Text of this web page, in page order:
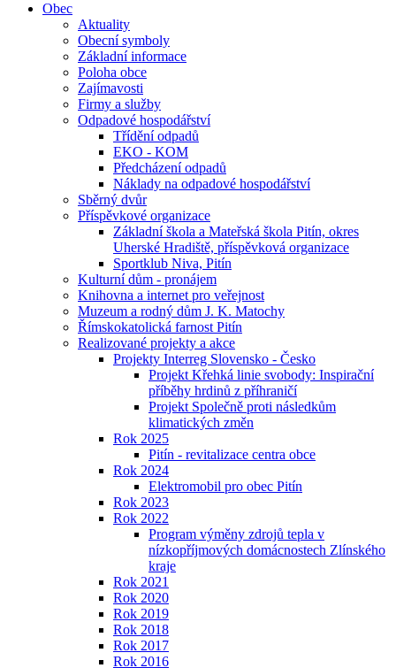
Obec
Aktuality
Obecní symboly
Základní informace
Poloha obce
Zajímavosti
Firmy a služby
Odpadové hospodářství
Třídění odpadů
EKO - KOM
Předcházení odpadů
Náklady na odpadové hospodářství
Sběrný dvůr
Příspěvkové organizace
Základní škola a Mateřská škola Pitín, okres
Uherské Hradiště, příspěvková organizace
Sportklub Niva, Pitín
Kulturní dům - pronájem
Knihovna a internet pro veřejnost
Muzeum a rodný dům J. K. Matochy
Římskokatolická farnost Pitín
Realizované projekty a akce
Projekty Interreg Slovensko - Česko
Projekt Křehká linie svobody: Inspirační
příběhy hrdinů z příhraničí
Projekt Společně proti následkům
klimatických změn
Rok 2025
Pitín - revitalizace centra obce
Rok 2024
Elektromobil pro obec Pitín
Rok 2023
Rok 2022
Program výměny zdrojů tepla v
nízkopříjmových domácnostech Zlínského
kraje
Rok 2021
Rok 2020
Rok 2019
Rok 2018
Rok 2017
Rok 2016